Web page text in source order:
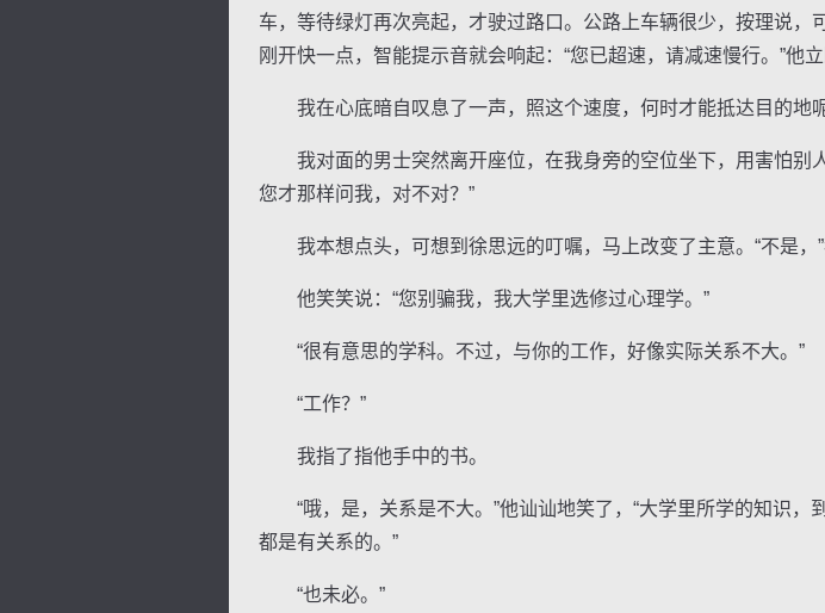
车，等待绿灯再次亮起，才驶过路口。公路上车辆很少，按理说
刚开快一点，智能提示音就会响起：“您已超速，请减速慢行。”他
我在心底暗自叹息了一声，照这个速度，何时才能抵达目的地呢
我对面的男士突然离开座位，在我身旁的空位坐下，用害怕别
您才那样问我，对不对？”
我本想点头，可想到徐思远的叮嘱，马上改变了主意。“不是，”
他笑笑说：“您别骗我，我大学里选修过心理学。”
“很有意思的学科。不过，与你的工作，好像实际关系不大。”
“工作？”
我指了指他手中的书。
“哦，是，关系是不大。”他讪讪地笑了，“大学里所学的知识，
都是有关系的。”
“也未必。”